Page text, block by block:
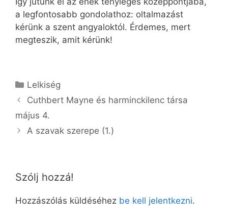
a legfontosabb gondolathoz: oltalmazást
kérünk a szent angyaloktól. Érdemes, mert
megteszik, amit kérünk!
Kategória
Lelkiség
Cuthbert Mayne és harminckilenc társa
május 4.
A szavak szerepe (1.)
Szólj hozzá!
Hozzászólás küldéséhez be kell jelentkezni.